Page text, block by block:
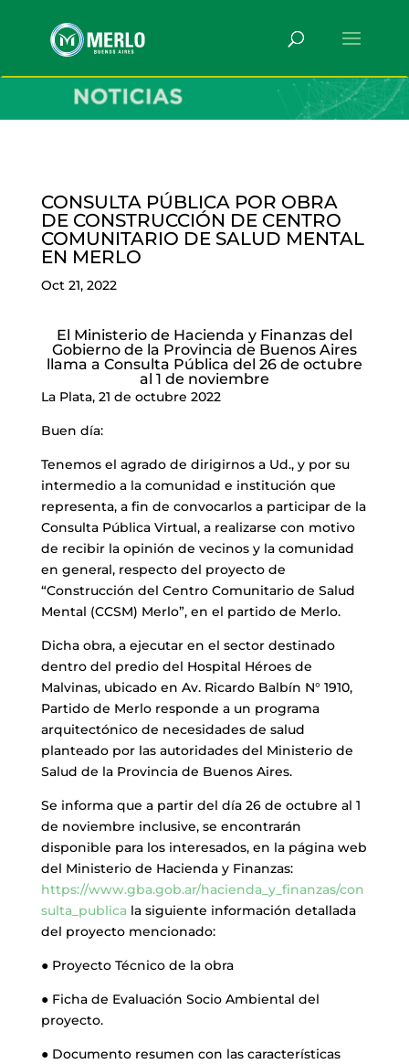
CONSULTA PÚBLICA POR OBRA
DE CONSTRUCCIÓN DE CENTRO
COMUNITARIO DE SALUD MENTAL
EN MERLO
Oct 21, 2022
El Ministerio de Hacienda y Finanzas del
Gobierno de la Provincia de Buenos Aires
llama a Consulta Pública del 26 de octubre
al 1 de noviembre
La Plata, 21 de octubre 2022
Buen día:
Tenemos el agrado de dirigirnos a Ud., y por su
intermedio a la comunidad e institución que
representa, a fin de convocarlos a participar de la
Consulta Pública Virtual, a realizarse con motivo
de recibir la opinión de vecinos y la comunidad
en general, respecto del proyecto de
“Construcción del Centro Comunitario de Salud
Mental (CCSM) Merlo”, en el partido de Merlo.
Dicha obra, a ejecutar en el sector destinado
dentro del predio del Hospital Héroes de
Malvinas, ubicado en Av. Ricardo Balbín N° 1910,
Partido de Merlo responde a un programa
arquitectónico de necesidades de salud
planteado por las autoridades del Ministerio de
Salud de la Provincia de Buenos Aires.
Se informa que a partir del día 26 de octubre al 1
de noviembre inclusive, se encontrarán
disponible para los interesados, en la página web
del Ministerio de Hacienda y Finanzas:
https://www.gba.gob.ar/hacienda_y_finanzas/con
sulta_publica la siguiente información detallada
del proyecto mencionado:
● Proyecto Técnico de la obra
● Ficha de Evaluación Socio Ambiental del
proyecto.
● Documento resumen con las características